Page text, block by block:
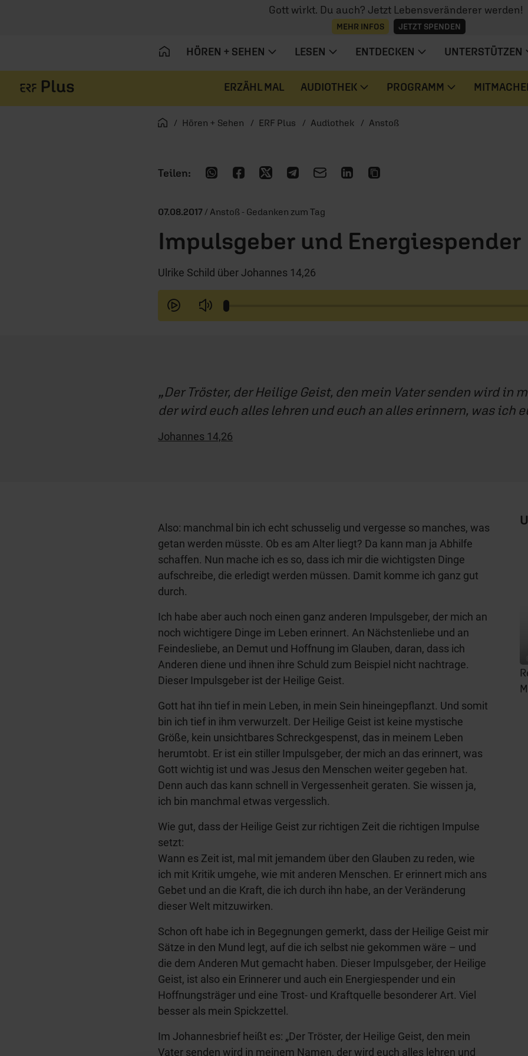
Gott wirkt. Du auch? Jetzt Lebensveränderer werden!
MEHR INFOS JETZT SPENDEN
HÖREN + SEHEN LESEN ENTDECKEN UNTERSTÜTZEN
ERZÄHL MAL AUDIOTHEK PROGRAMM
Startseite
Hören + Sehen ERF Plus Audiothek Anstoß
07.08.2017 / Anstoß - Gedanken zum Tag
Impulsgeber und Energiespender
Ulrike Schild über Johannes 14,26
Der Tröster, der Heilige Geist, den mein Vater senden wird in
der wird euch alles lehren und euch an alles erinnern, was ich
Johannes 14,26
Also: manchmal bin ich echt schusselig und vergesse so manches, was
getan werden müsste. Ob es am Alter liegt? Da kann man ja Abhilfe
schaffen. Nun mache ich es so, dass ich mir die wichtigsten Dinge
aufschreibe, die erledigt werden müssen. Damit komme ich ganz gut
durch.
Ich habe aber auch noch einen ganz anderen Impulsgeber, der mich an
noch wichtigere Dinge im Leben erinnert. An Nächstenliebe und an
Feindesliebe, an Demut und Hoffnung im Glauben, daran, dass ich
Anderen diene und ihnen ihre Schuld zum Beispiel nicht nachtrage.
Dieser Impulsgeber ist der Heilige Geist.
Gott hat ihn tief in mein Leben, in mein Sein hineingepflanzt. Und somit
bin ich tief in ihm verwurzelt. Der Heilige Geist ist keine mystische
Größe, kein unsichtbares Schreckgespenst, das in meinem Leben
herumtobt. Er ist ein stiller Impulsgeber, der mich an das erinnert, was
Gott wichtig ist und was Jesus den Menschen weiter gegeben hat.
Denn auch das kann schnell in Vergessenheit geraten. Sie wissen ja,
ich bin manchmal etwas vergesslich.
Wie gut, dass der Heilige Geist zur richtigen Zeit die richtigen Impulse
setzt:
Wann es Zeit ist, mal mit jemandem über den Glauben zu reden, wie
ich mit Kritik umgehe, wie mit anderen Menschen. Er erinnert mich ans
Gebet und an die Kraft, die ich durch ihn habe, an der Veränderung
dieser Welt mitzuwirken.
Schon oft habe ich in Begegnungen gemerkt, dass der Heilige Geist mir
Sätze in den Mund legt, auf die ich selbst nie gekommen wäre – und
die dem Anderen Mut gemacht haben. Dieser Impulsgeber, der Heilige
Geist, ist also ein Erinnerer und auch ein Energiespender und ein
Hoffnungsträger und eine Trost- und Kraftquelle besonderer Art. Viel
besser als mein Spickzettel.
Im Johannesbrief heißt es: „Der Tröster, der Heilige Geist, den mein
Vater senden wird in meinem Namen, der wird euch alles lehren und